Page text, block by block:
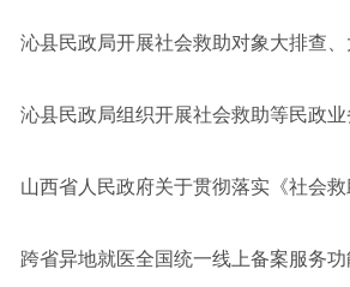
沁县民政局开展社会救助对象大排查
沁县民政局组织开展社会救助等民政
山西省人民政府关于贯彻落实《社会
跨省异地就医全国统一线上备案服务功